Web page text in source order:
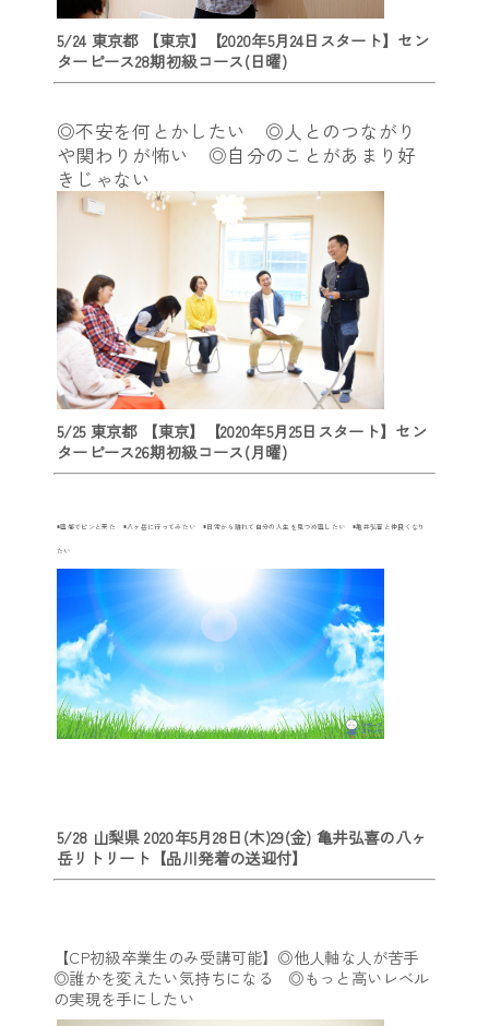
5/24 東京都 【東京】【2020年5月24日スタート】セン
ターピース28期初級コース(日曜)
◎不安を何とかしたい ◎人とのつながり
や関わりが怖い ◎自分のことがあまり好
きじゃない
5/25 東京都 【東京】【2020年5月25日スタート】セン
ターピース26期初級コース(月曜)
◉直感でピンと来た ◉八ヶ岳に行ってみたい ◉日常から離れて自分の人生を見つめ直したい ◉亀井弘喜と仲良くなり
たい
5/28 山梨県 2020年5月28日(木)29(金) 亀井弘喜の八ヶ
岳リトリート【品川発着の送迎付】
【CP初級卒業生のみ受講可能】◎他人軸な人が苦手
◎誰かを変えたい気持ちになる ◎もっと高いレベル
の実現を手にしたい